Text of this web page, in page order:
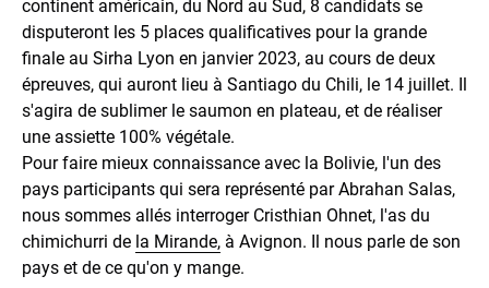
continent américain, du Nord au Sud, 8 candidats se
disputeront les 5 places qualificatives pour la grande
finale au Sirha Lyon en janvier 2023, au cours de deux
épreuves, qui auront lieu à Santiago du Chili, le 14 juillet. Il
s'agira de sublimer le saumon en plateau, et de réaliser
une assiette 100% végétale.
Pour faire mieux connaissance avec la Bolivie, l'un des
pays participants qui sera représenté par Abrahan Salas,
nous sommes allés interroger Cristhian Ohnet, l'as du
chimichurri de la Mirande, à Avignon. Il nous parle de son
pays et de ce qu'on y mange.